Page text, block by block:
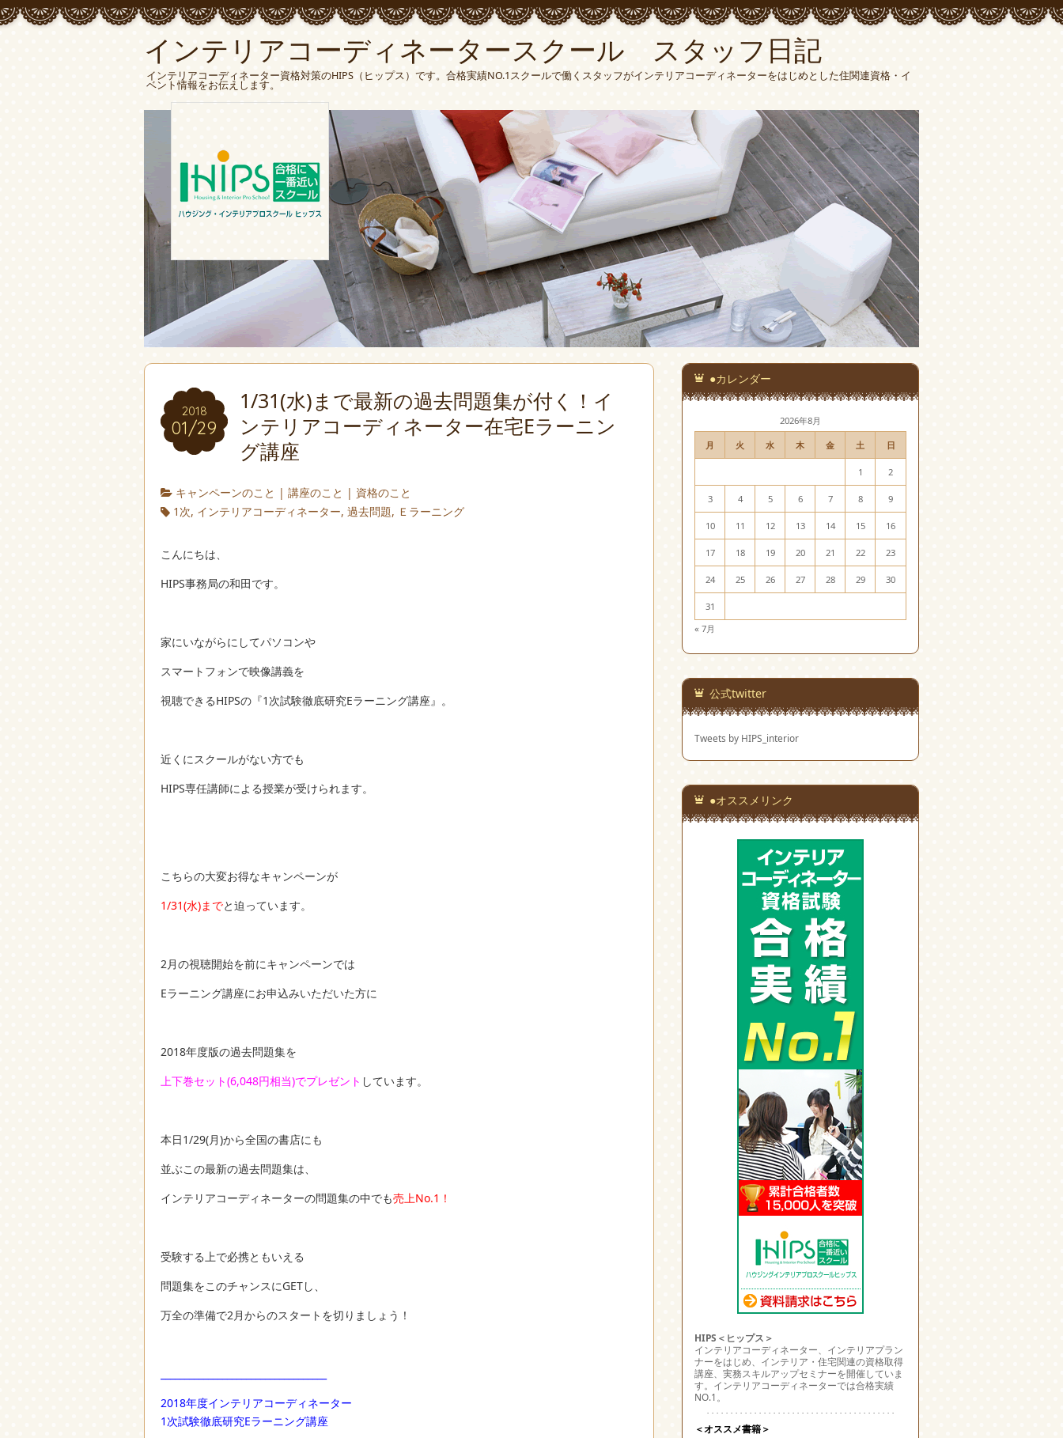
インテリアコーディネータースクール スタッフ日記
インテリアコーディネーター資格対策のHIPS（ヒップス）です。合格実績NO.1スクールで働くスタッフがインテリアコーディネーターをはじめとした住関連資格・イ
ベント情報をお伝えします。
2018
01/29
1/31(水)まで最新の過去問題集が付く！イ
ンテリアコーディネーター在宅Eラーニン
グ講座
キャンペーンのこと |講座のこと | 資格のこと
1次, インテリアコーディネーター,過去問題, Ｅラーニング
こんにちは、
HIPS事務局の和田です。
家にいながらにしてパソコンや
スマートフォンで映像講義を
視聴できるHIPSの『1次試験徹底研究Eラーニング講座』。
近くにスクールがない方でも
HIPS専任講師による授業が受けられます。
こちらの大変お得なキャンペーンが
1/31(水)までと迫っています。
2月の視聴開始を前にキャンペーンでは
Eラーニング講座にお申込みいただいた方に
2018年度版の過去問題集を
上下巻セット(6,048円相当)でプレゼント しています。
本日1/29(月)から全国の書店にも
並ぶこの最新の過去問題集は、
インテリアコーディネーターの問題集の中でも売上No.1！
受験する上で必携ともいえる
問題集をこのチャンスにGETし、
万全の準備で2月からのスタートを切りましょう！
2018年度インテリアコーディネーター
1次試験徹底研究Eラーニング講座
●カレンダー
2026年8月
月 火 水 木 金 土 日
« 7月
1 2
3 4 5 6 7 8 9
10 11 12 13 14 15 16
17 18 19 20 21 22 23
24 25 26 27 28 29 30
31
公式twitter
Tweets by HIPS_interior
●オススメリンク
HIPS＜ヒップス＞
インテリアコーディネーター、インテリアプラン
ナーをはじめ、インテリア・住宅関連の資格取得
講座、実務スキルアップセミナーを開催していま
す。インテリアコーディネーターでは合格実績
NO.1。
＜オススメ書籍＞